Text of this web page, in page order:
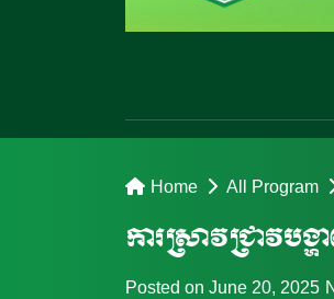
Home All Program
ការស្រាវជ្រាវប
Posted on June 20, 2025